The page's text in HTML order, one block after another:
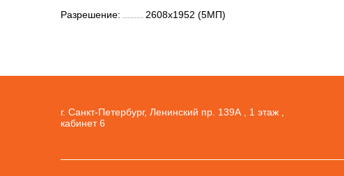
Разрешение:
2608x1952 (5МП)
г. Санкт-Петербург, Ленинский пр. 139А , 1 этаж ,
кабинет 6